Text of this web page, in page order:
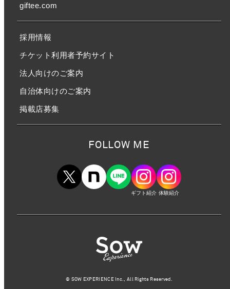
giftee.com
採用情報
チケット利用者予約サイト
法人向けのご案内
自治体向けのご案内
掲載店募集
FOLLOW ME
ギフト紹介 体験紹介
©︎ SOW EXPERIENCE Inc., All Rights Reserved.